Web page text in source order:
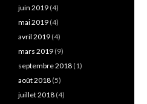
juin 2019 (4)
mai 2019 (4)
avril 2019 (4)
mars 2019 (9)
septembre 2018 (1)
août 2018 (5)
juillet 2018 (4)